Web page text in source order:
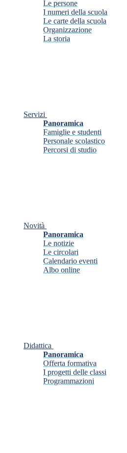
Le persone
I numeri della scuola
Le carte della scuola
Organizzazione
La storia
Servizi
Panoramica
Famiglie e studenti
Personale scolastico
Percorsi di studio
Novità
Panoramica
Le notizie
Le circolari
Calendario eventi
Albo online
Didattica
Panoramica
Offerta formativa
I progetti delle classi
Programmazioni